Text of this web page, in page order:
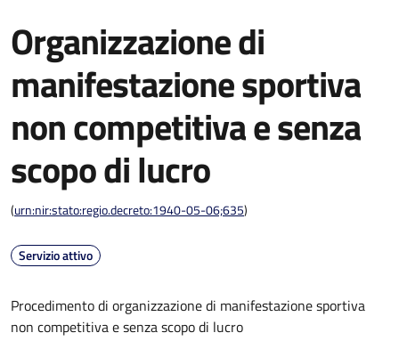
Organizzazione di
manifestazione sportiva
non competitiva e senza
scopo di lucro
(urn:nir:stato:regio.decreto:1940-05-06;635)
Servizio attivo
Procedimento di organizzazione di manifestazione sportiva
non competitiva e senza scopo di lucro